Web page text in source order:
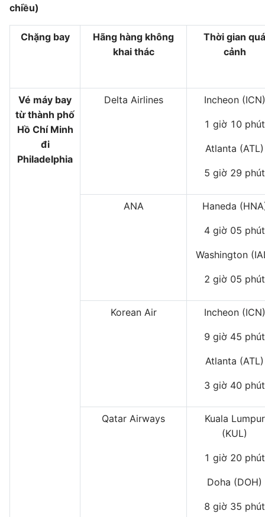
chiều)
Chặng bay
Hãng hàng không
khai thác
Thời gian quá
cảnh
Vé máy bay
từ thành phố
Hồ Chí Minh
đi
Philadelphia
Delta Airlines Incheon (ICN)
1 giờ 10 phút
Atlanta (ATL)
5 giờ 29 phút
ANA Haneda
4 giờ 05 phút
Washington
2 giờ 05 phút
Korean Air Incheon (ICN)
9 giờ 45 phút
Atlanta (ATL)
3 giờ 40 phút
Qatar Airways
Kuala Lumpur
(KUL)
1 giờ 20 phút
Doha (DOH)
8 giờ 35 phút